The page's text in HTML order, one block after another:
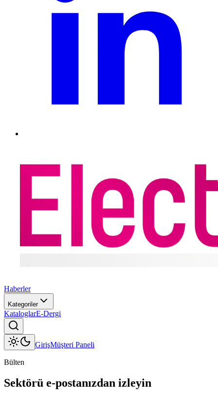
Haberler
Kategoriler
KataloglarE-Dergi
GirişMüşteri Paneli
Bülten
Sektörü e-postanızdan izleyin